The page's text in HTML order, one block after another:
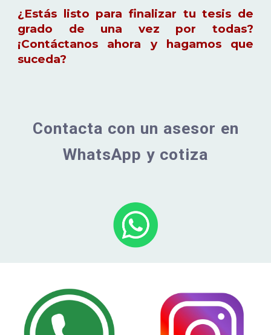
¿Estás listo para finalizar tu tesis de
grado de una vez por todas?
¡Contáctanos ahora y hagamos que
suceda?
Contacta con un asesor en
WhatsApp y cotiza